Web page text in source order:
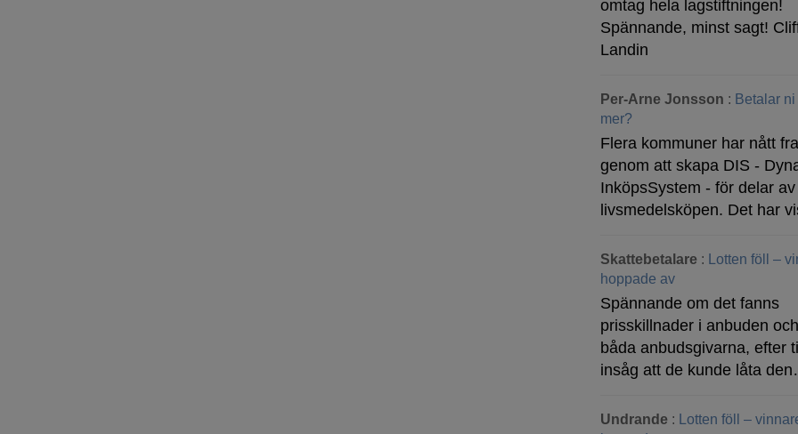
omtag hela lagstiftningen!
Spännande, minst sagt!
Landin
Per-Arne Jonsson : Betalar
mer?
Flera kommuner har nått
genom att skapa DIS -
InköpsSystem - för delar av
livsmedelsköpen. Det har
Skattebetalare : Lotten föll –
hoppade av
Spännande om det fanns
prisskillnader i anbuden
båda anbudsgivarna, efter
insåg att de kunde låta
Undrande : Lotten föll –